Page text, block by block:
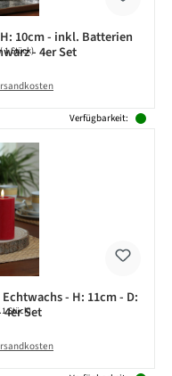
10cm - inkl. Batterien
- 4er Set
1 Stück)
Verfügbarkeit:
- H: 11cm - D:
Set
Stück)